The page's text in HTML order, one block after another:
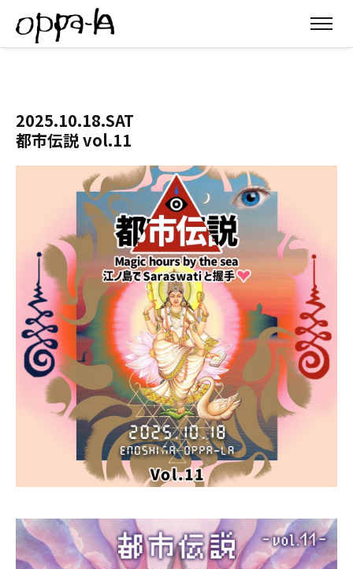
2025.10.18.SAT
都市伝説 vol.11